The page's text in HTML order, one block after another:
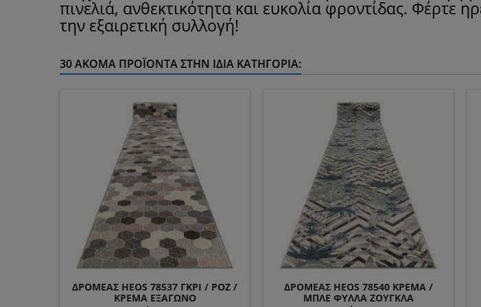
πινελιά, ανθεκτικότητα και ευκολία φροντίδας. Φέρτε
την εξαιρετική συλλογή!
30 ΑΚΌΜΑ ΠΡΟΪΌΝΤΑ ΣΤΗΝ ΊΔΙΑ ΚΑΤΗΓΟΡΊΑ:
ΔΡΟΜΈΑΣ HEOS 78537 ΓΚΡΙ / ΡΟΖ /
ΚΡΈΜΑ ΕΞΆΓΩΝΟ
ΔΡΟΜΈΑΣ HEOS 78540 ΚΡΈΜΑ /
ΜΠΛΕ ΦΎΛΛΑ ΖΟΎΓΚΛΑ